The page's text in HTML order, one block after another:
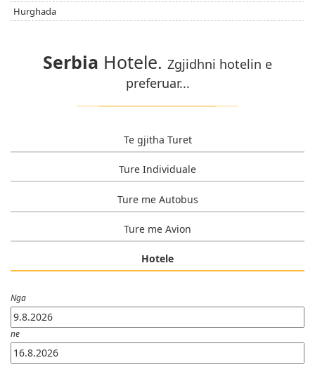
Hurghada
Serbia Hotele. Zgjidhni hotelin e
preferuar...
Te gjitha Turet
Ture Individuale
Ture me Autobus
Ture me Avion
Hotele
Nga
ne